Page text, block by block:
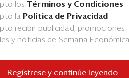
los Términos y Condiciones
la Política de Privacidad
recibir publicidad, promociones
y noticias de Semana Económica
Regístrese y continúe leyendo